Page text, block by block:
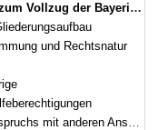
Beihilfeverordnung
und Rechtsnatur
mit anderen Ansprüchen